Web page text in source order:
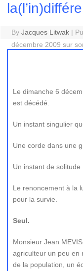
By Jacques Litwak |
décembre 2009 sur
Le dimanche 6
est décédé.
Un instant singulier
Une corde dans une
Un instant de solitude
Le renoncement à la
pour la survie.
Seul.
Monsieur Jean
agriculteur un peu en
de la population, un